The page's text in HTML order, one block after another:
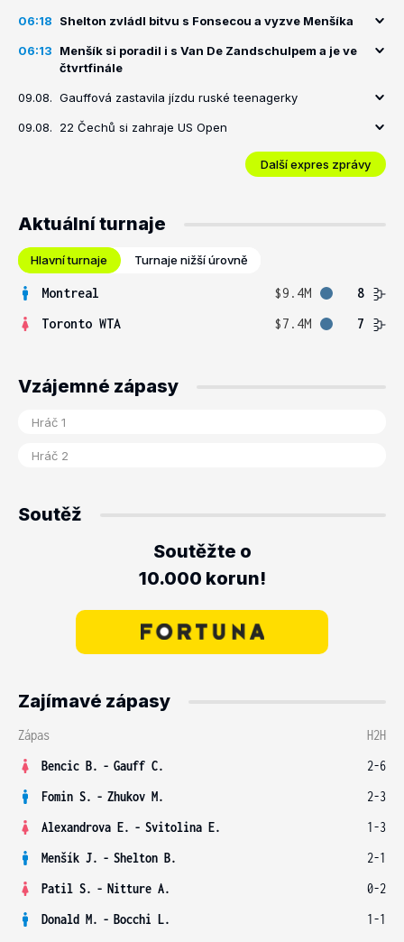
06:18 Shelton zvládl bitvu s Fonsecou a vyzve Menšíka
06:13
Menšík si poradil i s Van De Zandschulpem a je ve
čtvrtfinále
09.08. Gauffová zastavila jízdu ruské teenagerky
09.08. 22 Čechů si zahraje US Open
Další expres zprávy
Aktuální turnaje
Hlavní turnaje Turnaje nižší úrovně
Montreal $9.4M
8
Toronto WTA
$7.4M 7
Vzájemné zápasy
Soutěž
Soutěžte o
10.000 korun!
Zajímavé zápasy
Zápas
H2H
Bencic B. - Gauff C.
2-6
Fomin S. - Zhukov M.
2-3
Alexandrova E. - Svitolina E.
1-3
Menšík J. - Shelton B.
2-1
Patil S. - Nitture A.
0-2
Donald M. - Bocchi L. 1-1